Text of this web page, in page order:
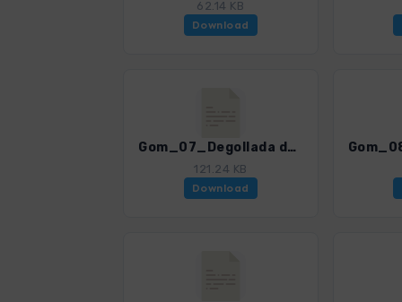
62.14 KB
Download
Gom_07_Degollada de Peraza - El Cabrito.gpx
121.24 KB
Download